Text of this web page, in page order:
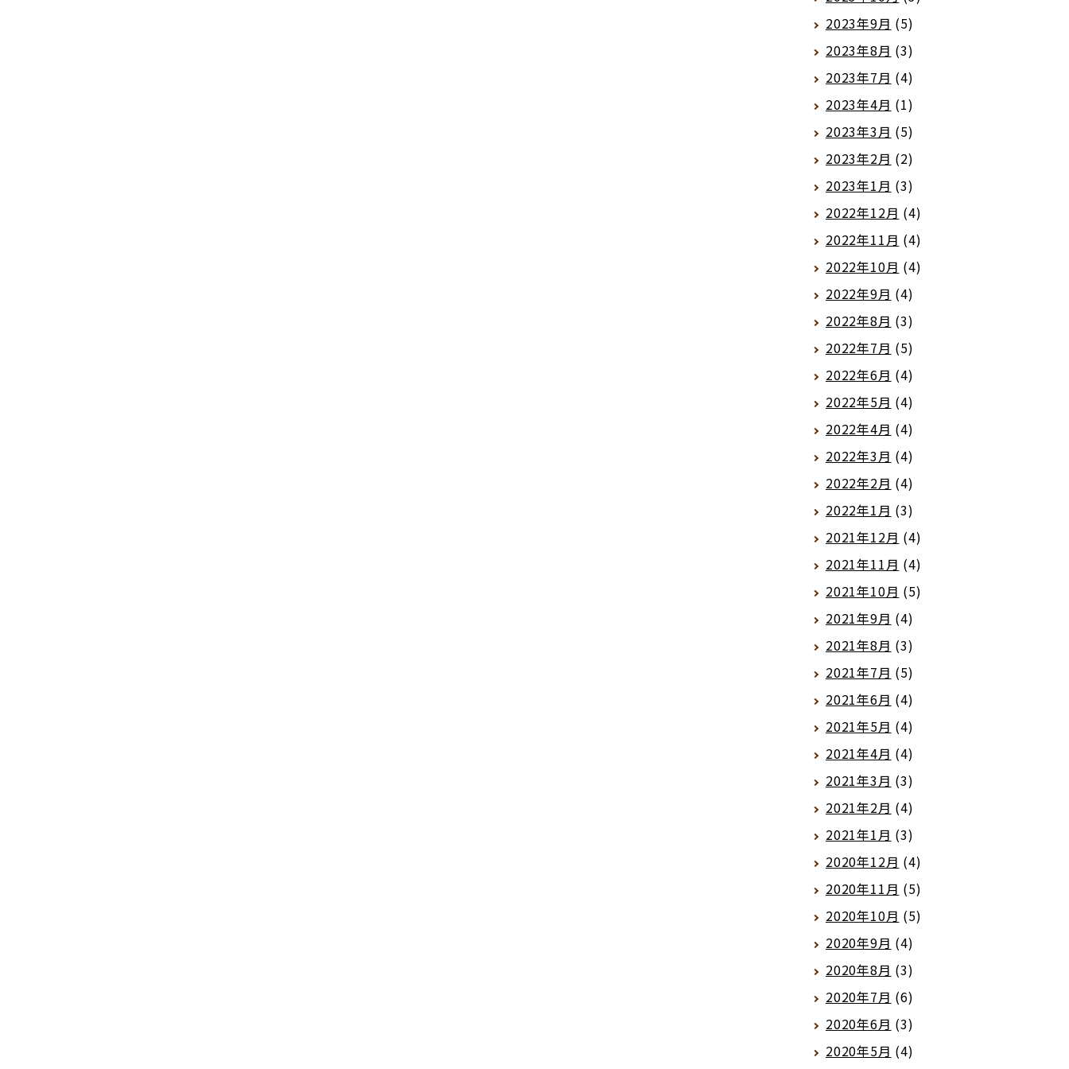
2023年9月 (5)
2023年8月 (3)
2023年7月 (4)
2023年4月 (1)
2023年3月 (5)
2023年2月 (2)
2023年1月 (3)
2022年12月 (4)
2022年11月 (4)
2022年10月 (4)
2022年9月 (4)
2022年8月 (3)
2022年7月 (5)
2022年6月 (4)
2022年5月 (4)
2022年4月 (4)
2022年3月 (4)
2022年2月 (4)
2022年1月 (3)
2021年12月 (4)
2021年11月 (4)
2021年10月 (5)
2021年9月 (4)
2021年8月 (3)
2021年7月 (5)
2021年6月 (4)
2021年5月 (4)
2021年4月 (4)
2021年3月 (3)
2021年2月 (4)
2021年1月 (3)
2020年12月 (4)
2020年11月 (5)
2020年10月 (5)
2020年9月 (4)
2020年8月 (3)
2020年7月 (6)
2020年6月 (3)
2020年5月 (4)